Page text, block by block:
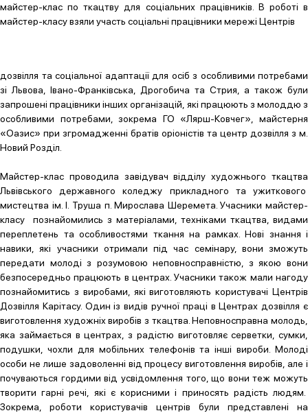
майстер-клас по ткацтву для соціальних працівників. В роботі в
майстер-класу взяли участь соціальні працівники мережі Центрів
дозвілля та соціальної адаптації для осіб з особливими потребами
зі Львова, Івано-Франківська, Дрогобича та Стрия, а також були
запрошені працівники інших організацій, які працюють з молоддю з
особливими потребами, зокрема ГО «Лярш-Ковчег», майстерня
«Оазис» при згромадженні братів оріоністів та центр дозвілля з м.
Новий Розділ.
Майстер-клас проводила завідувач відділу художнього ткацтва
Львівського державного коледжу прикладного та ужиткового
мистецтва ім. І. Труша п. Мирослава Шеремета. Учасники майстер-
класу познайомились з матеріалами, техніками ткацтва, видами
переплетень та особливостями ткання на рамках. Нові знання і
навики, які учасники отримали під час семінару, вони зможуть
передати молоді з розумовою неповносправністю, з якою вони
безпосередньо працюють в центрах. Учасники також мали нагоду
познайомитись з виробами, які виготовляють користувачі Центрів
Дозвілля Карітасу. Один із видів ручної праці в Центрах дозвілля є
виготовлення художніх виробів з ткацтва. Неповносправна молодь,
яка займається в центрах, з радістю виготовляє серветки, сумки,
подушки, чохли для мобільних телефонів та інші вироби. Молоді
особи не лише задоволенні від процесу виготовлення виробів, але і
почуваються гордими від усвідомлення того, що вони теж можуть
творити гарні речі, які є корисними і приносять радість людям.
Зокрема, роботи користувачів центрів були представлені на